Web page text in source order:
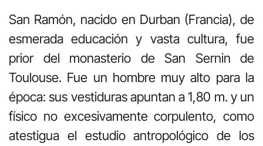
San Ramón, nacido en Durban (Francia), de
esmerada educación y vasta cultura, fue
prior del monasterio de San Sernin de
Toulouse. Fue un hombre muy alto para la
época: sus vestiduras apuntan a 1,80 m. y un
físico no excesivamente corpulento, como
atestigua el estudio antropológico de los